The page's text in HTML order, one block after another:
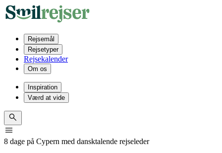
Rejsemål
Rejsetyper
Rejsekalender
Om os
Inspiration
Værd at vide
8 dage på Cypern med dansktalende rejseleder